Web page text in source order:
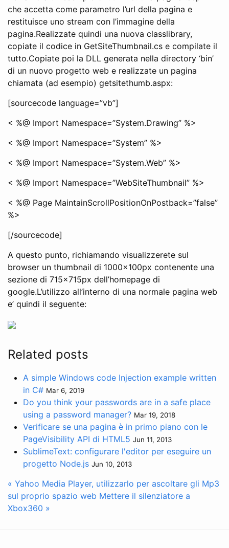
che accetta come parametro l’url della pagina e
restituisce uno stream con l’immagine della
pagina.Realizzate quindi una nuova classlibrary,
copiate il codice in GetSiteThumbnail.cs e compilate il
tutto.Copiate poi la DLL generata nella directory ‘bin’
di un nuovo progetto web e realizzate un pagina
chiamata (ad esempio) getsitethumb.aspx:
[sourcecode language=”vb”]
< %@ Import Namespace=”System.Drawing” %>
< %@ Import Namespace=”System” %>
< %@ Import Namespace=”System.Web” %>
< %@ Import Namespace=”WebSiteThumbnail” %>
< %@ Page MaintainScrollPositionOnPostback=”false”
%>
[/sourcecode]
A questo punto, richiamando visualizzerete sul
browser un thumbnail di 1000x100px contenente una
sezione di 715x715px dell’homepage di
google.L’utilizzo all’interno di una normale pagina web
e’ quindi il seguente:
Related posts
A simple Windows code Injection example written
in C# Mar 6, 2019
Do you think your passwords are in a safe place
using a password manager? Mar 19, 2018
Verificare se una pagina è in primo piano con le
PageVisibility API di HTML5 Jun 11, 2013
SublimeText: configurare l'editor per eseguire un
progetto Node.js Jun 10, 2013
« Yahoo Media Player, utilizzarlo per ascoltare gli Mp3
sul proprio spazio web Mettere il silenziatore a
Xbox360 »